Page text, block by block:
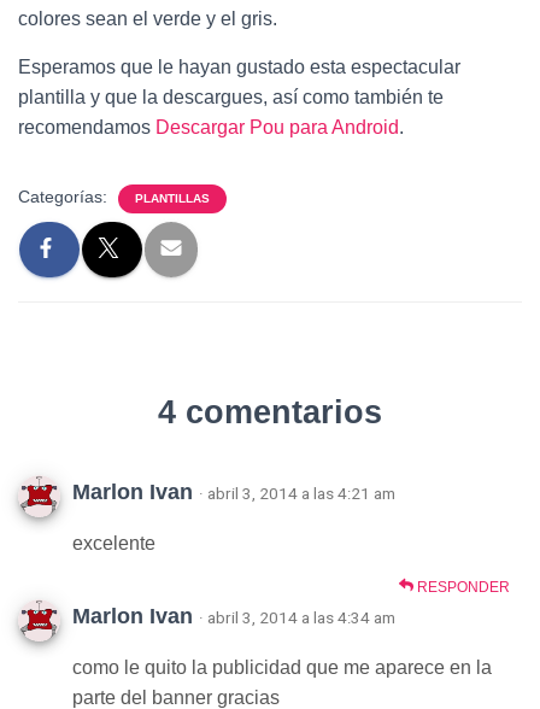
colores sean el verde y el gris.
Esperamos que le hayan gustado esta espectacular
plantilla y que la descargues, así como también te
recomendamos Descargar Pou para Android.
Categorías: PLANTILLAS
4 comentarios
Marlon Ivan · abril 3, 2014 a las 4:21 am
excelente
RESPONDER
Marlon Ivan · abril 3, 2014 a las 4:34 am
como le quito la publicidad que me aparece en la
parte del banner gracias